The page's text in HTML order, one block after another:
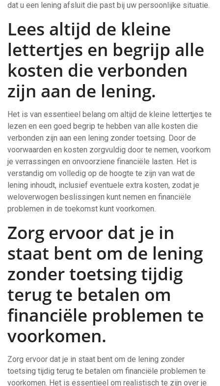
dat u een lening afsluit die past bij uw persoonlijke situatie.
Lees altijd de kleine
lettertjes en begrijp alle
kosten die verbonden
zijn aan de lening.
Het is van essentieel belang om altijd de kleine lettertjes te
lezen en een goed begrip te hebben van alle kosten die
verbonden zijn aan een lening zonder toetsing. Door de
voorwaarden en kosten zorgvuldig door te nemen, voorkom
je verrassingen en onvoorziene financiële lasten. Het is
verstandig om volledig op de hoogte te zijn van wat de
lening inhoudt, inclusief eventuele extra kosten, zodat je
weloverwogen beslissingen kunt nemen en financiële
problemen in de toekomst kunt voorkomen.
Zorg ervoor dat je in
staat bent om de lening
zonder toetsing tijdig
terug te betalen om
financiële problemen te
voorkomen.
Zorg ervoor dat je in staat bent om de lening zonder
toetsing tijdig terug te betalen om financiële problemen te
voorkomen. Het is essentieel om realistisch te zijn over je